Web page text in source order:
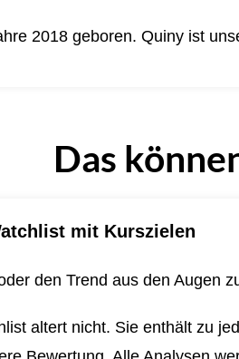
2018 geboren.Quiny ist
Das
mit Kurszielen
den Trend aus den Augen
altert nicht. Sie enthält zu